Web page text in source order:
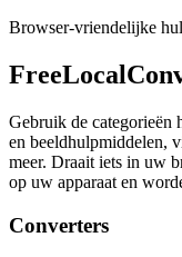
Browser-vriendelijke
Gebruik de categorieën
en beeldhulpmiddelen,
meer. Draait iets in uw
op uw apparaat en
Converters